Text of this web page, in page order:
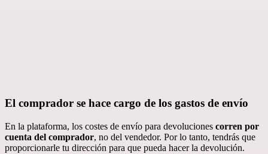
El comprador se hace cargo de los gastos de envío
En la plataforma, los costes de envío para devoluciones corren por
cuenta del comprador, no del vendedor. Por lo tanto, tendrás que
proporcionarle tu dirección para que pueda hacer la devolución.